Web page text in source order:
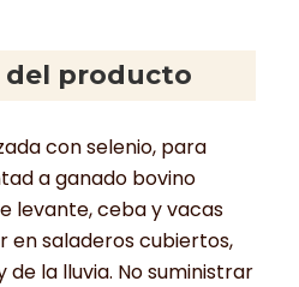
del producto
con selenio, para
a ganado bovino
levante, ceba y vacas
en saladeros cubiertos,
de la lluvia. No suministrar